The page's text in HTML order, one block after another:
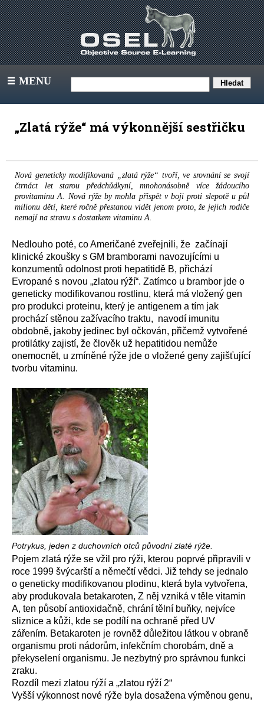
III MENU
„Zlatá rýže“ má výkonnější sestřičku
Nová geneticky modifikovaná „zlatá rýže“ tvoří, ve srovnání se svojí
čtrnáct let starou předchůdkyní, mnohonásobně více žádoucího
provitaminu A. Nová rýže by mohla přispět v boji proti slepotě u půl
milionu dětí, které ročně přestanou vidět jenom proto, že jejich rodiče
nemají na stravu s dostatkem vitaminu A.
Nedlouho poté, co Američané zveřejnili, že začínají
klinické zkoušky s GM bramborami navozujícími u
konzumentů odolnost proti hepatitidě B, přichází
Evropané s novou „zlatou rýží“. Zatímco u brambor jde o
geneticky modifikovanou rostlinu, která má vložený gen
pro produkci proteinu, který je antigenem a tím jak
prochází stěnou zažívacího traktu, navodí imunitu
obdobně, jakoby jedinec byl očkován, přičemž vytvořené
protilátky zajistí, že člověk už hepatitidou nemůže
onemocnět, u zmíněné rýže jde o vložené geny zajišťující
tvorbu vitaminu.
Potrykus, jeden z duchovních otců původní zlaté rýže.
Pojem zlatá rýže se vžil pro rýži, kterou poprvé připravili v
roce 1999 švýcarští a němečtí vědci. Již tehdy se jednalo
o geneticky modifikovanou plodinu, která byla vytvořena,
aby produkovala betakaroten, Z něj vzniká v těle vitamin
A, ten působí antioxidačně, chrání tělní buňky, nejvíce
sliznice a kůži, kde se podílí na ochraně před UV
zářením. Betakaroten je rovněž důležitou látkou v obraně
organismu proti nádorům, infekčním chorobám, dně a
překyselení organismu. Je nezbytný pro správnou funkci
zraku.
Rozdíl mezi zlatou rýží a „zlatou rýží 2“
Vyšší výkonnost nové rýže byla dosažena výměnou genu,